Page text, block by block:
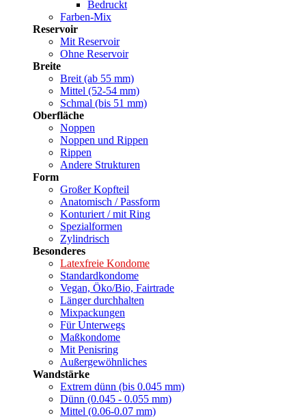
Bedruckt
Farben-Mix
Reservoir
Mit Reservoir
Ohne Reservoir
Breite
Breit (ab 55 mm)
Mittel (52-54 mm)
Schmal (bis 51 mm)
Oberfläche
Noppen
Noppen und Rippen
Rippen
Andere Strukturen
Form
Großer Kopfteil
Anatomisch / Passform
Konturiert / mit Ring
Spezialformen
Zylindrisch
Besonderes
Latexfreie Kondome
Standardkondome
Vegan, Öko/Bio, Fairtrade
Länger durchhalten
Mixpackungen
Für Unterwegs
Maßkondome
Mit Penisring
Außergewöhnliches
Wandstärke
Extrem dünn (bis 0.045 mm)
Dünn (0.045 - 0.055 mm)
Mittel (0.06-0.07 mm)